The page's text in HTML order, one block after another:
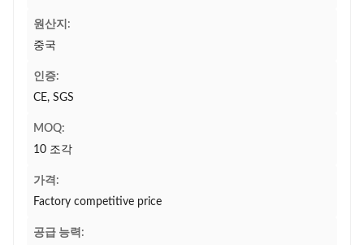
원산지:
중국
인증:
CE, SGS
MOQ:
10 조각
가격:
Factory competitive price
공급 능력: